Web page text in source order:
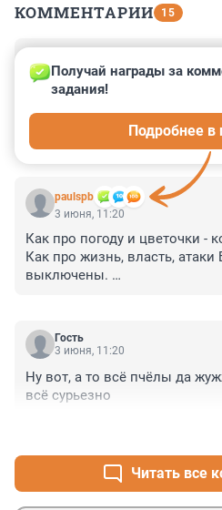
КОММЕНТАРИИ 15
3 июня, 15:04
Вспышки на Солнце очень
нас защищает атмосфера и
МКС возможны проблемы.
paulspb
Получай награды за
задания!
Подробнее в
3 июня, 11:20
Как про погоду и цветочки -
Как про жизнь, власть,
выключены.
Это ли не цензура, которая у
конституции. И куда смотрит
Гость
3 июня, 11:20
Ну вот, а то всё пчёлы да
всё сурьезно
Читать все